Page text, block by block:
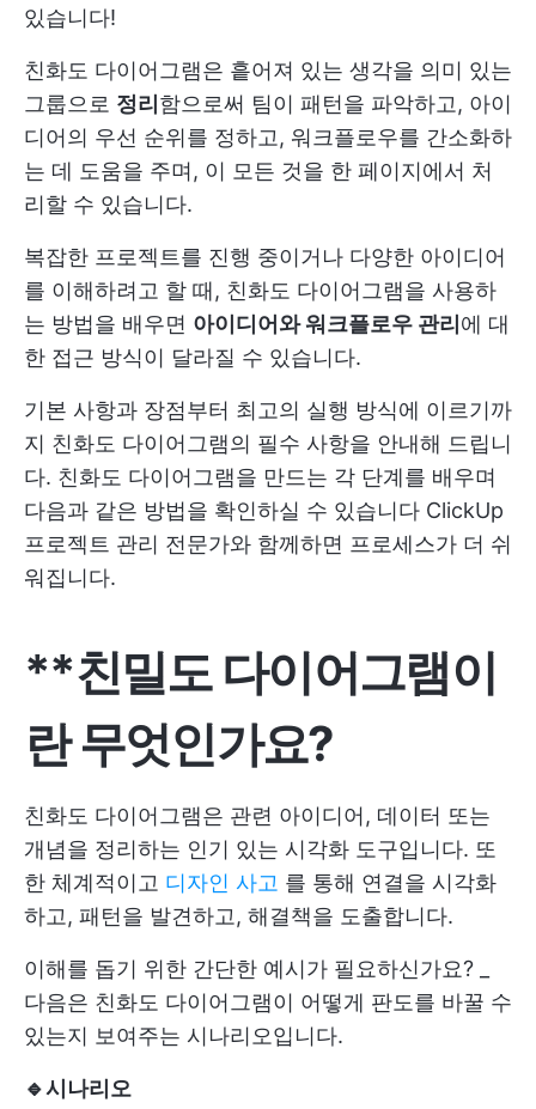
있습니다!
친화도 다이어그램은 흩어져 있는 생각을 의미 있는
그룹으로 정리 함으로써 팀이 패턴을 파악하고, 아이
디어의 우선 순위를 정하고, 워크플로우를 간소화하
는 데 도움을 주며, 이 모든 것을 한 페이지에서 처
리할 수 있습니다.
복잡한 프로젝트를 진행 중이거나 다양한 아이디어
를 이해하려고 할 때, 친화도 다이어그램을 사용하
는 방법을 배우면 아이디어와 워크플로우 관리 에 대
한 접근 방식이 달라질 수 있습니다.
기본 사항과 장점부터 최고의 실행 방식에 이르기까
지 친화도 다이어그램의 필수 사항을 안내해 드립니
다. 친화도 다이어그램을 만드는 각 단계를 배우며
다음과 같은 방법을 확인하실 수 있습니다 ClickUp
프로젝트 관리 전문가와 함께하면 프로세스가 더 쉬
워집니다.
**친밀도 다이어그램이
란 무엇인가요?
친화도 다이어그램은 관련 아이디어, 데이터 또는
개념을 정리하는 인기 있는 시각화 도구입니다. 또
한 체계적이고 디자인 사고 를 통해 연결을 시각화
하고, 패턴을 발견하고, 해결책을 도출합니다.
이해를 돕기 위한 간단한 예시가 필요하신가요? _
다음은 친화도 다이어그램이 어떻게 판도를 바꿀 수
있는지 보여주는 시나리오입니다.
🔹시나리오